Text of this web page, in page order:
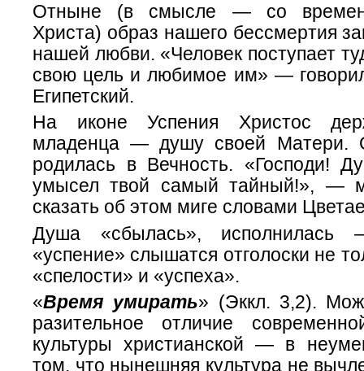
Отныне (в смысле — со
Христа) образ нашего бессмертия
нашей любви. «Человек поступает
свою цель и любимое им» —
Египетский.
На иконе Успения Христос
младенца — душу своей Матери.
родилась в Вечность. «Господи!
умысел твой самый тайный!», —
сказать об этом миге словами
Душа «сбылась»,
«успение» слышатся отголоски не
«спелости» и «успеха».
«Время умирать» (Эккл. 3,2).
разительное отличие
культуры христианской — в
том, что нынешняя культура не